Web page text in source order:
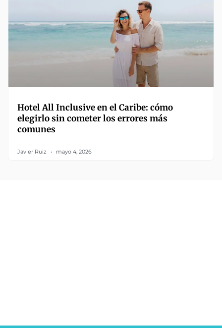
Hotel All Inclusive en el Caribe: cómo
elegirlo sin cometer los errores más
comunes
Javier Ruiz mayo 4, 2026